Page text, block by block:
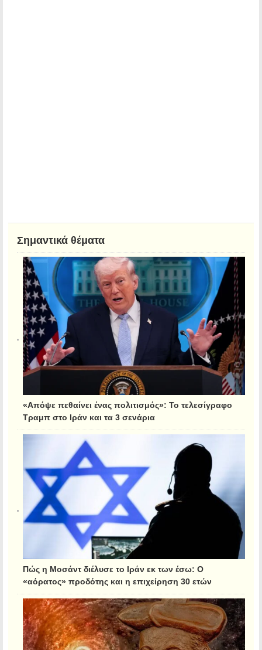
Σημαντικά θέματα
«Απόψε πεθαίνει ένας πολιτισμός»: Το τελεσίγραφο
Τραμπ στο Ιράν και τα 3 σενάρια
Πώς η Μοσάντ διέλυσε το Ιράν εκ των έσω: Ο
«αόρατος» προδότης και η επιχείρηση 30 ετών